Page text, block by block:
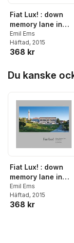
Fiat Lux! : down
memory lane in
California
Emil Ems
Häftad, 2015
368 kr
Du kanske
Fiat Lux! : down
memory lane in
California
Emil Ems
Häftad, 2015
368 kr